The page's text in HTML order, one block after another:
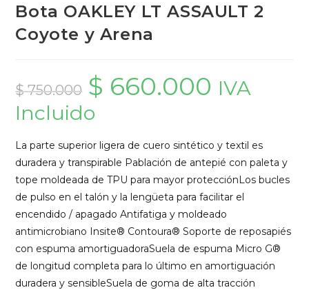
Bota OAKLEY LT ASSAULT 2
Coyote y Arena
$750.000
El
precio
original
era:
$ 750.000.
$ 660.000 precio
actual
IVA
Incluido
La parte superior ligera de cuero sintético y textil es
duradera y transpirable Pablación de antepié con paleta y
tope moldeada de TPU para mayor protecciónLos bucles
de pulso en el talón y la lengüeta para facilitar el
encendido / apagado Antifatiga y moldeado
antimicrobiano Insite® Contoura® Soporte de reposapiés
con espuma amortiguadoraSuela de espuma Micro G®
de longitud completa para lo último en amortiguación
duradera y sensibleSuela de goma de alta tracción